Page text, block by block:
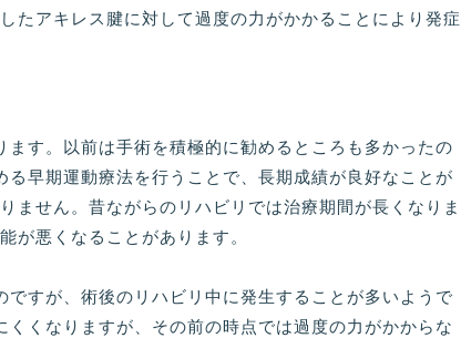
たアキレス腱に対して過度の力がかかることにより発症
す。以前は手術を積極的に勧めるところも多かったの
早期運動療法を行うことで、長期成績が良好なことが
ません。昔ながらのリハビリでは治療期間が長くなりま
が悪くなることがあります。
すが、術後のリハビリ中に発生することが多いようで
くなりますが、その前の時点では過度の力がかからな